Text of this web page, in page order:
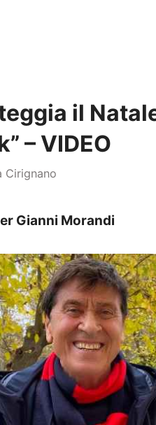
il
– VIDEO
Cirignano
Gianni Morandi